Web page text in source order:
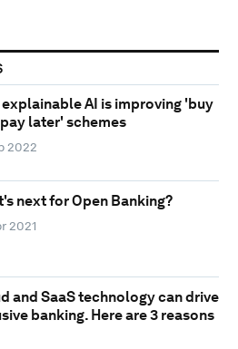
explainable AI is improving 'buy
later' schemes
2022
next for Open Banking?
2021
and SaaS technology can drive
banking. Here are 3 reasons